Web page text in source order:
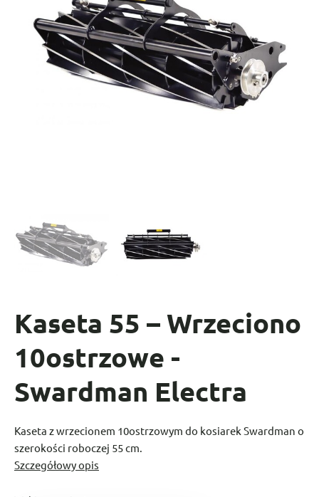
Kaseta 55 – Wrzeciono
10ostrzowe -
Swardman Electra
Kaseta z wrzecionem 10ostrzowym do kosiarek Swardman o
szerokości roboczej 55 cm.
Szczegółowy opis